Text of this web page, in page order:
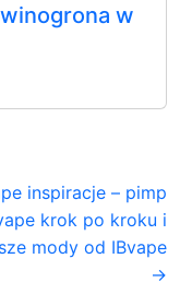
w
inspiracje – pimp
krok po kroku i
mody od IBvape
→